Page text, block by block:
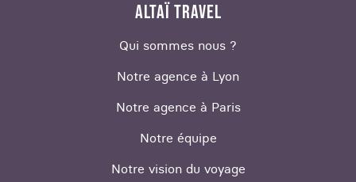
ALTAÏ TRAVEL
Qui sommes nous ?
Notre agence à Lyon
Notre agence à Paris
Notre équipe
Notre vision du voyage